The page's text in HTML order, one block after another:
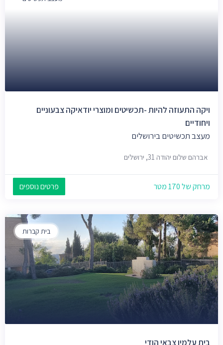
ויקה התעוזה להיות -תכשיטים ומוצרי יודאיקה צבעוניים
ויחודיים
מעצב תכשיטים בירושלים
אברהם שלום יהודה 31, ירושלים
מרחק של 170 מטר פרטים נוספים
בית קברות
בית עלמין צבאי הודי